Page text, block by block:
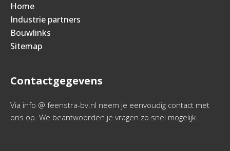
Home
Industrie partners
Bouwlinks
Sitemap
Contactgegevens
Via info @ feenstra-bv.nl neem je eenvoudig contact met
ons op. We beantwoorden je vragen zo snel mogelijk.